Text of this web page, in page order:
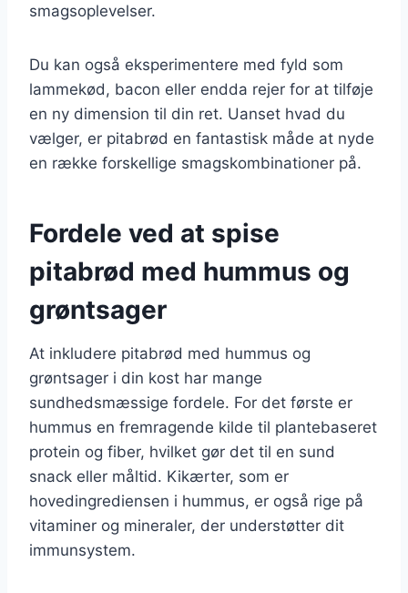
smagsoplevelser.
Du kan også eksperimentere med fyld som
lammekød, bacon eller endda rejer for at tilføje
en ny dimension til din ret. Uanset hvad du
vælger, er pitabrød en fantastisk måde at nyde
en række forskellige smagskombinationer på.
Fordele ved at spise
pitabrød med hummus og
grøntsager
At inkludere pitabrød med hummus og
grøntsager i din kost har mange
sundhedsmæssige fordele. For det første er
hummus en fremragende kilde til plantebaseret
protein og fiber, hvilket gør det til en sund
snack eller måltid. Kikærter, som er
hovedingrediensen i hummus, er også rige på
vitaminer og mineraler, der understøtter dit
immunsystem.